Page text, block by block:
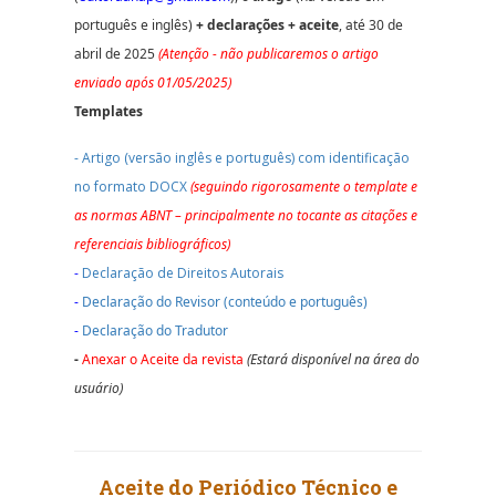
português e inglês) + declarações + aceite, até 30 de
abril de 2025(Atenção- não publicaremos o artigo
enviado após 01/05/2025)
Templates
-Artigo (versão inglês e português) com identificação
no formato DOCX(seguindo rigorosamente o template e
as normas ABNT – principalmente no tocante as citações e
referenciais bibliográficos)
- Declaração de Direitos Autorais
- Declaração do Revisor (conteúdo e português)
- Declaração do Tradutor
-Anexar o Aceite da revista(Estará disponível na área do
usuário)
Aceite do Periódico Técnico e